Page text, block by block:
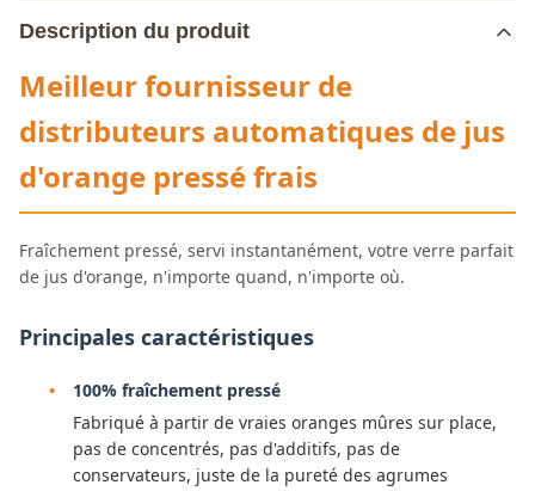
Description du produit
Meilleur fournisseur de
distributeurs automatiques de jus
d'orange pressé frais
Fraîchement pressé, servi instantanément, votre verre parfait
de jus d'orange, n'importe quand, n'importe où.
Principales caractéristiques
100% fraîchement pressé
Fabriqué à partir de vraies oranges mûres sur place,
pas de concentrés, pas d'additifs, pas de
conservateurs, juste de la pureté des agrumes